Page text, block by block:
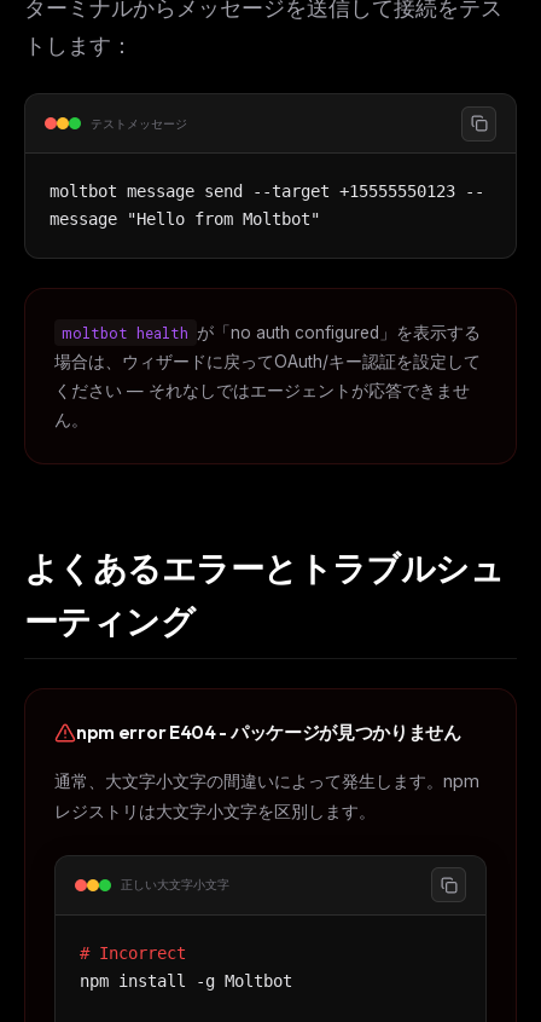
ターミナルからメッセージを送信して接続をテス
トします：
テストメッセージ
moltbot message send --target +15555550123 --
message "Hello from Moltbot"
moltbot health が「no auth configured」を表示する
場合は、ウィザードに戻ってOAuth/キー認証を設定して
ください — それなしではエージェントが応答できませ
ん。
よくあるエラーとトラブルシュ
ーティング
npm error E404 - パッケージが見つかりません
通常、大文字小文字の間違いによって発生します。npm
レジストリは大文字小文字を区別します。
正しい大文字小文字
# Incorrect
npm install -g Moltbot